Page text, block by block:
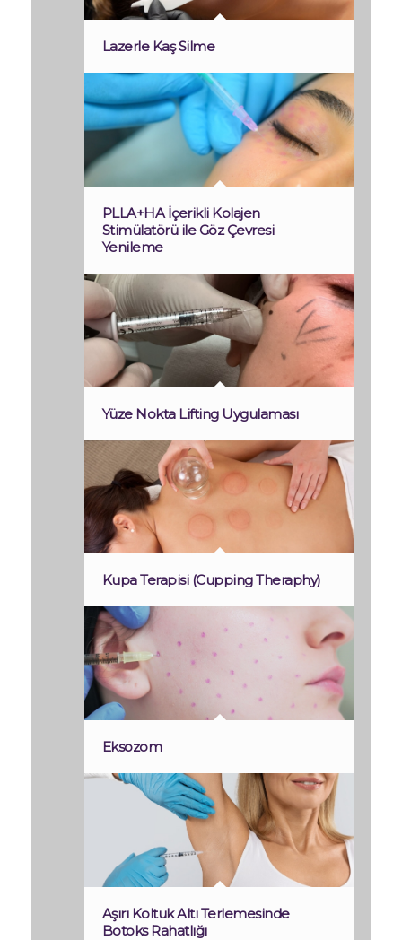
Lazerle Kaş Silme
PLLA+HA İçerikli Kolajen
Stimülatörü ile Göz Çevresi
Yenileme
Yüze Nokta Lifting Uygulaması
Kupa Terapisi (Cupping Theraphy)
Eksozom
Aşırı Koltuk Altı Terlemesinde
Botoks Rahatlığı